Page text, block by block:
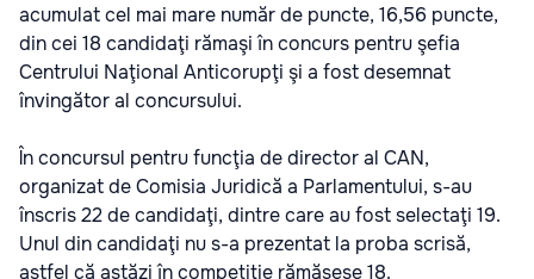
acumulat cel mai mare număr de puncte, 16,56 puncte,
din cei 18 candidaţi rămaşi în concurs pentru şefia
Centrului Naţional Anticorupţi şi a fost desemnat
învingător al concursului.
În concursul pentru funcţia de director al CAN,
organizat de Comisia Juridică a Parlamentului, s-au
înscris 22 de candidaţi, dintre care au fost selectaţi 19.
Unul din candidaţi nu s-a prezentat la proba scrisă,
astfel că astăzi în competiţie rămăsese 18.